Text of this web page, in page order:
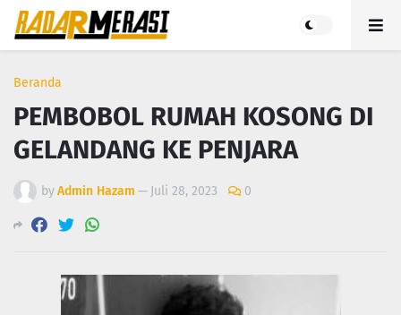
Beranda
PEMBOBOL RUMAH KOSONG DI
GELANDANG KE PENJARA
byAdmin Hazam — Juli 28, 2023 0